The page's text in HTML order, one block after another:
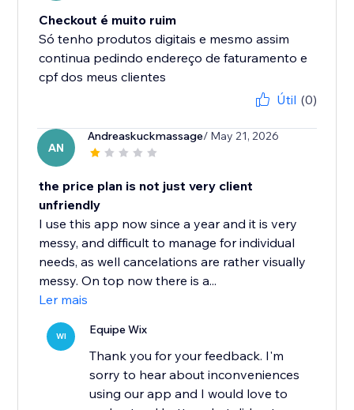
Checkout é muito ruim
Só tenho produtos digitais e mesmo assim
continua pedindo endereço de faturamento e
cpf dos meus clientes
Útil (0)
AN
Andreaskuckmassage/ May 21, 2026
the price plan is not just very client
unfriendly
I use this app now since a year and it is very
messy, and difficult to manage for individual
needs, as well cancelations are rather visually
messy. On top now there is a...
Ler mais
WI Equipe Wix
Thank you for your feedback. I'm
sorry to hear about inconveniences
using our app and I would love to